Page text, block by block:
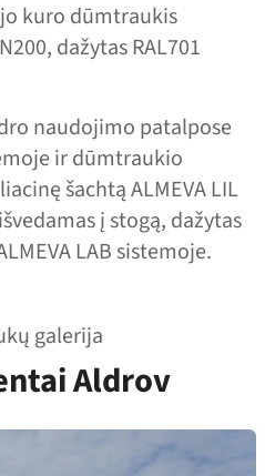
kuro dūmtraukis
dažytas RAL701
naudojimo patalpose
ir dūmtraukio
šachtą ALMEVA LIL
į stogą, dažytas
LAB sistemoje.
galerija
Aldrov